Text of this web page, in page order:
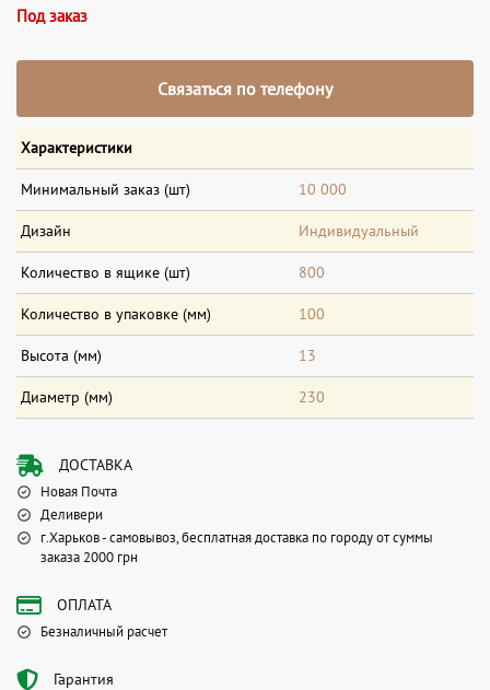
Под заказ
Связаться по телефону
Характеристики
Минимальный заказ (шт) 10 000
Дизайн Индивидуальный
Количество в ящике (шт) 800
Количество в упаковке (мм) 100
Высота (мм) 13
Диаметр (мм) 230
ДОСТАВКА
Новая Почта
Деливери
г.Харьков - самовывоз, бесплатная доставка по городу от суммы
заказа 2000 грн
ОПЛАТА
Безналичный расчет
Гарантия